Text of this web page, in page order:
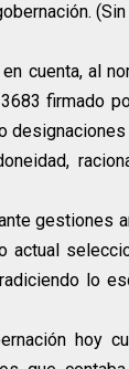
cuenta, al
firmado
gestiones
lo
hoy